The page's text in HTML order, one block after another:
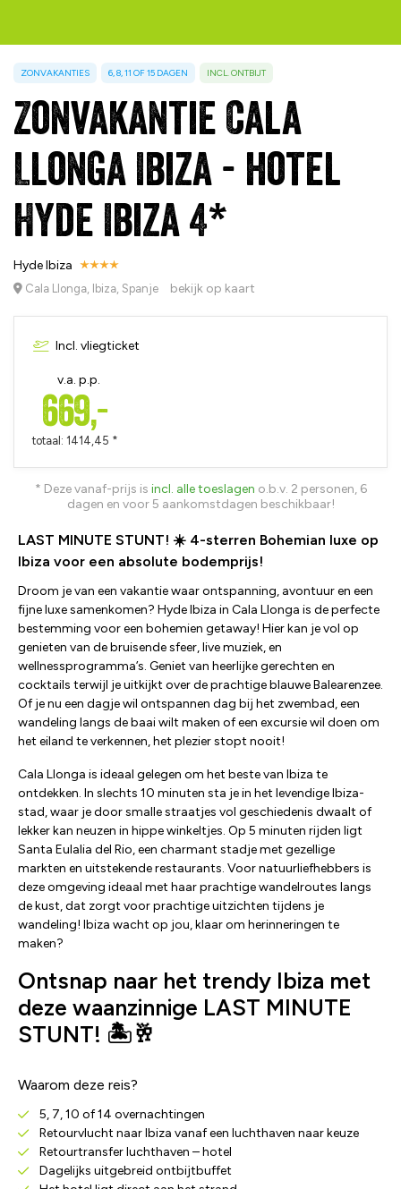
ZONVAKANTIES 6, 8, 11 OF 15 DAGEN INCL. ONTBIJT
Zonvakantie Cala
Llonga Ibiza - hotel
Hyde Ibiza 4*
Hyde Ibiza
Cala Llonga, Ibiza, Spanje bekijk op kaart
Incl. vliegticket
v.a. p.p.
669,-
totaal: 1414,45 *
* Deze vanaf-prijs is incl. alle toeslagen o.b.v. 2 personen, 6
dagen en voor 5 aankomstdagen beschikbaar!
LAST MINUTE STUNT! ☀️ 4-sterren Bohemian luxe op
Ibiza voor een absolute bodemprijs!
Droom je van een vakantie waar ontspanning, avontuur en een
fijne luxe samenkomen? Hyde Ibiza in Cala Llonga is de perfecte
bestemming voor een bohemien getaway! Hier kan je vol op
genieten van de bruisende sfeer, live muziek, en
wellnessprogramma’s. Geniet van heerlijke gerechten en
cocktails terwijl je uitkijkt over de prachtige blauwe Balearenzee.
Of je nu een dagje wil ontspannen dag bij het zwembad, een
wandeling langs de baai wilt maken of een excursie wil doen om
het eiland te verkennen, het plezier stopt nooit!
Cala Llonga is ideaal gelegen om het beste van Ibiza te
ontdekken. In slechts 10 minuten sta je in het levendige Ibiza-
stad, waar je door smalle straatjes vol geschiedenis dwaalt of
lekker kan neuzen in hippe winkeltjes. Op 5 minuten rijden ligt
Santa Eulalia del Rio, een charmant stadje met gezellige
markten en uitstekende restaurants. Voor natuurliefhebbers is
deze omgeving ideaal met haar prachtige wandelroutes langs
de kust, dat zorgt voor prachtige uitzichten tijdens je
wandeling! Ibiza wacht op jou, klaar om herinneringen te
maken?
Ontsnap naar het trendy Ibiza met
deze waanzinnige LAST MINUTE
STUNT! 🏝️🥂
Waarom deze reis?
5, 7, 10 of 14 overnachtingen
Retourvlucht naar Ibiza vanaf een luchthaven naar keuze
Retourtransfer luchthaven – hotel
Dagelijks uitgebreid ontbijtbuffet